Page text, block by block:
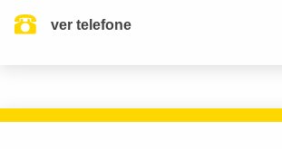
ver telefone